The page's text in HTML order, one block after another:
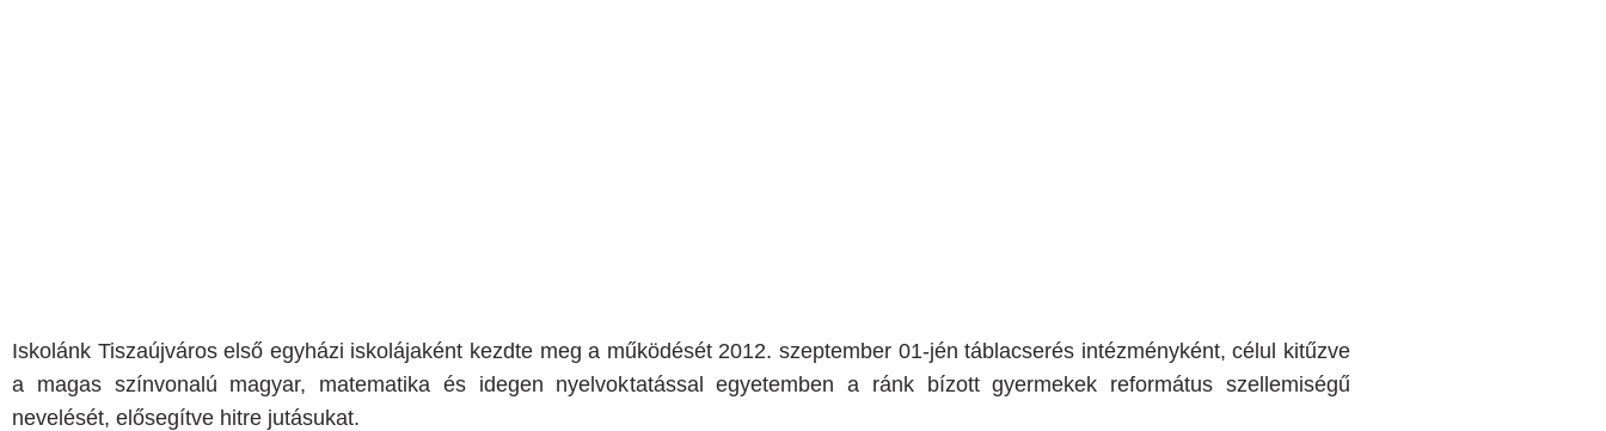
Iskolánk Tiszaújváros első egyházi iskolájaként kezdte meg a működését 2012. szeptember 01-jén táblacserés intézményként, célul kitűzve
a magas színvonalú magyar, matematika és idegen nyelvoktatással egyetemben a ránk bízott gyermekek református szellemiségű
nevelését, elősegítve hitre jutásukat.